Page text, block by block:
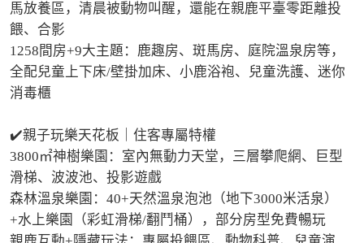
馬放養區，清晨被動物叫醒，還能在親鹿平臺零距離投
餵、合影
1258間房+9大主題：鹿趣房、斑馬房、庭院溫泉房等，
全配兒童上下床/壁掛加床、小鹿浴袍、兒童洗護、迷你
消毒櫃
✔️親子玩樂天花板｜住客專屬特權
3800㎡神樹樂園：室內無動力天堂，三層攀爬網、巨型
滑梯、波波池、投影遊戲
森林溫泉樂園：40+天然溫泉泡池（地下3000米活泉）
+水上樂園（彩虹滑梯/翻鬥桶），部分房型免費暢玩